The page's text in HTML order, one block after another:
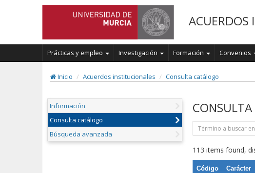
ACUERDOS
Prácticas y empleo Investigación Formación Convenios
Inicio Acuerdos institucionales Consulta catálogo
Información
Consulta catálogo
Búsqueda avanzada
113 items found,
Código Carácter